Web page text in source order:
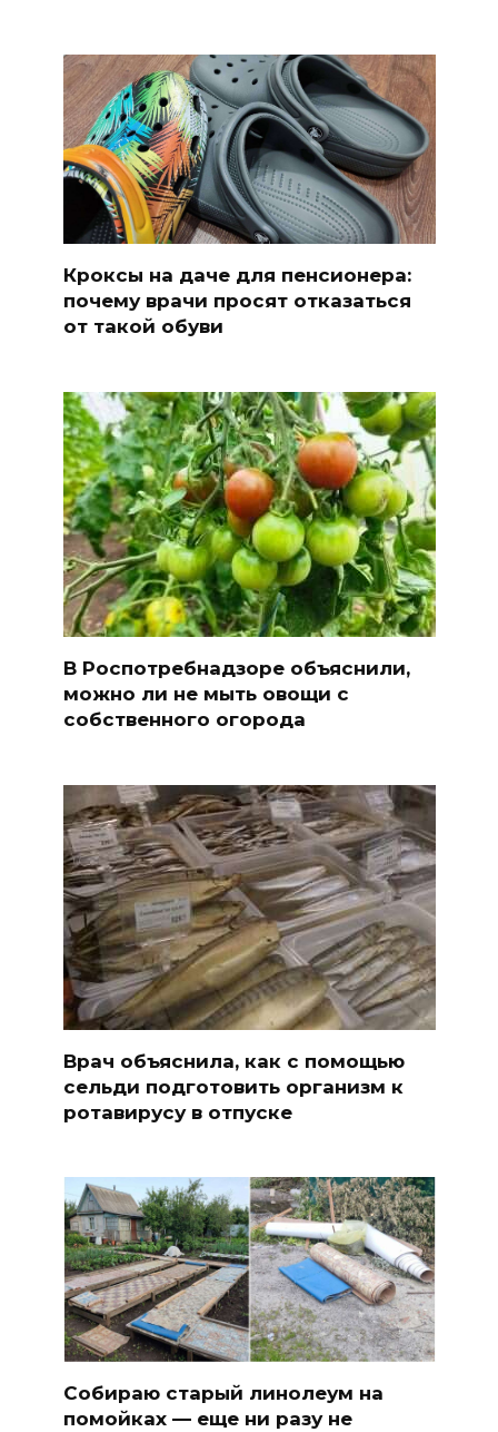
Кроксы на даче для пенсионера:
почему врачи просят отказаться
от такой обуви
В Роспотребнадзоре объяснили,
можно ли не мыть овощи с
собственного огорода
Врач объяснила, как с помощью
сельди подготовить организм к
ротавирусу в отпуске
Собираю старый линолеум на
помойках — еще ни разу не